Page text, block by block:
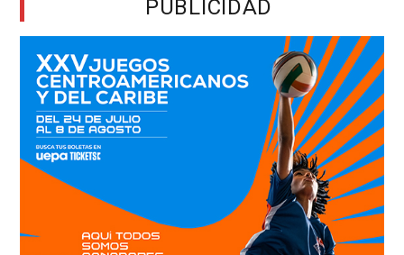
PUBLICIDAD